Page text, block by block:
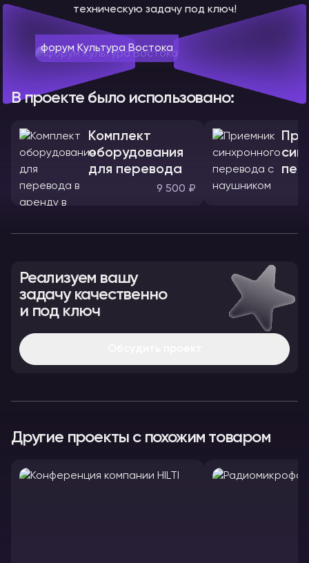
техническую задачу под ключ!
форум Культура Востока
В проекте было использовано:
Комплект
оборудования
для перевода
9 500 ₽
Реализуем вашу
задачу качественно
и под ключ
Другие проекты с похожим товаром